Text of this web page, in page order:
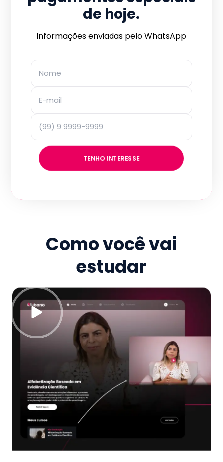
de hoje.
Informações enviadas pelo WhatsApp
TENHO INTERESSE
Como você vai
estudar